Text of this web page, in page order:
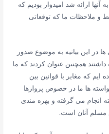
ما در سه صفحه و 11 بند به آنها ارائه شد امیدوار بودیم که
و ملاحظات ما که توقعاتی
در این بیانیه به موضوع صدور
همچنین عنوان کردند که ما
که مغایر با قوانین بین
ها ما در خصوص پروازها
می گرفته و بهره مندی
مسلم آنان است.